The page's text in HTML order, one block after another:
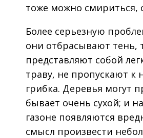
тоже можно смириться,
Более серьезную
они отбрасывают тень,
представляют собой
траву, не пропускают к
грибка. Деревья могут
бывает очень сухой; и
газоне появляются
смысл произвести